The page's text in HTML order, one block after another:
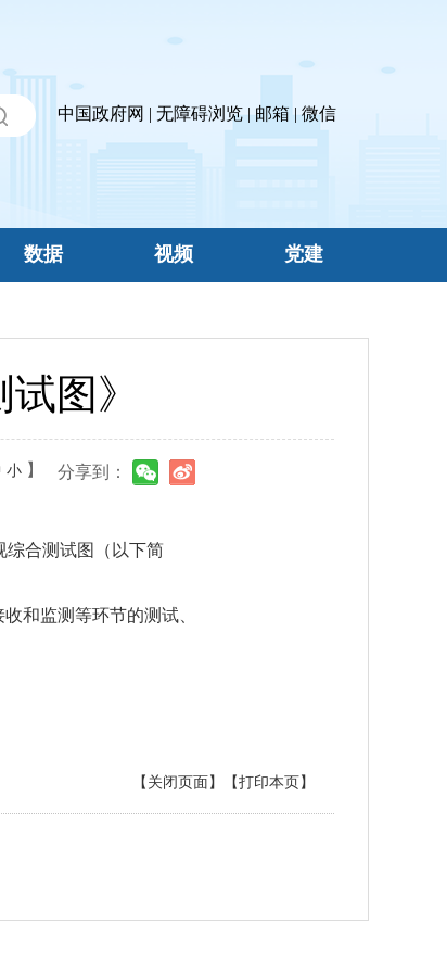
中国政府网 | 无障碍浏览|邮箱 |微信
数据 视频 党建
图》
小 】 分享到：
综合测试图（以下简
和监测等环节的测试、
【打印本页】
【关闭页面】